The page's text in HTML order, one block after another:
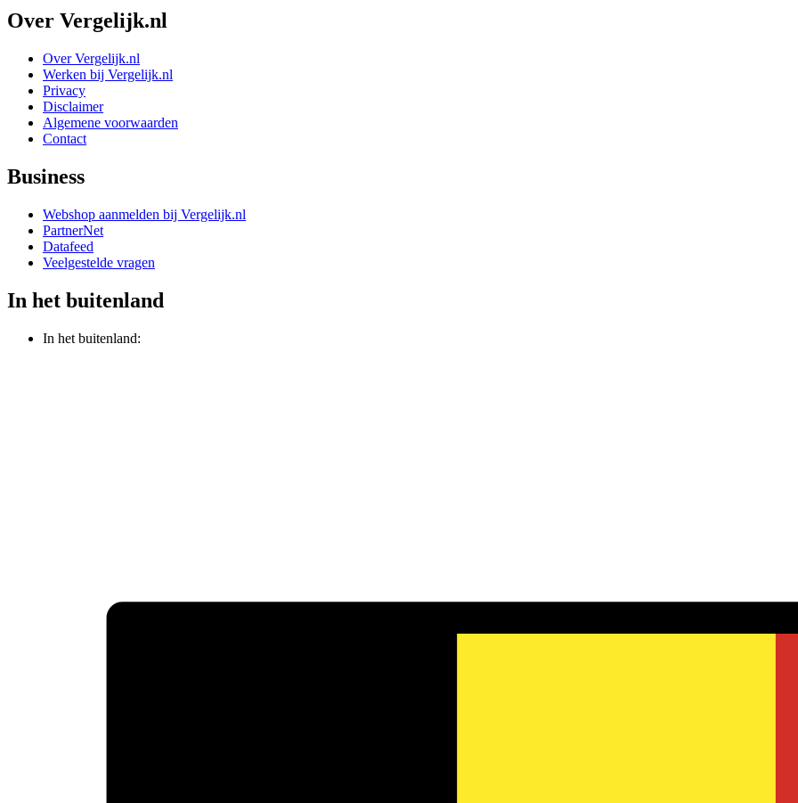
Over Vergelijk.nl
Over Vergelijk.nl
Werken bij Vergelijk.nl
Privacy
Disclaimer
Algemene voorwaarden
Contact
Business
Webshop aanmelden bij Vergelijk.nl
PartnerNet
Datafeed
Veelgestelde vragen
In het buitenland
In het buitenland: